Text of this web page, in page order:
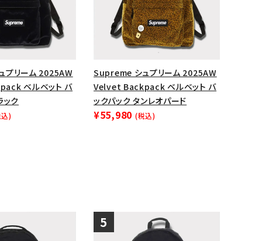
ー・ウエストバッグ
プリーム 2025AW
ベルベット バ
ック
)
Supreme シュプリーム 2025AW
Velvet Backpack ベルベット バ
ックパック タンレオパード
¥55,980 (税込)